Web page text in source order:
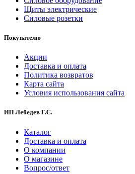
Щиты электрические
Силовые розетки
Покупателю
Акции
Доставка и оплата
Политика возвратов
Карта сайта
Условия использования сайта
ИП Лебедев Г.С.
Каталог
Доставка и оплата
О компании
О магазине
Вопрос/ответ